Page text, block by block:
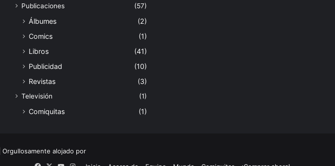
Publicaciones
(57)
Álbumes
(2)
Comics
(1)
Libros
(41)
Publicidad
(10)
Revistas
(3)
Televisión (1)
Comiquitas (1)
| Orgullosamente alojado por